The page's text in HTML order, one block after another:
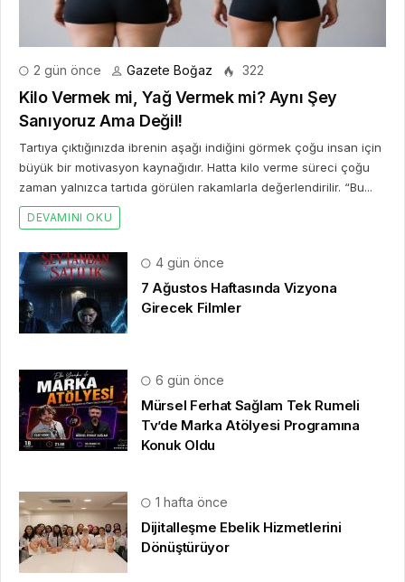
2 gün önce Gazete Boğaz 322
Kilo Vermek mi, Yağ Vermek mi? Aynı Şey
Sanıyoruz Ama Değil!
Tartıya çıktığınızda ibrenin aşağı indiğini görmek çoğu insan için
büyük bir motivasyon kaynağıdır. Hatta kilo verme süreci çoğu
zaman yalnızca tartıda görülen rakamlarla değerlendirilir. “Bu...
DEVAMINI OKU
4 gün önce
7 Ağustos Haftasında Vizyona
Girecek Filmler
6 gün önce
Mürsel Ferhat Sağlam Tek Rumeli
Tv’de Marka Atölyesi Programına
Konuk Oldu
1 hafta önce
Dijitalleşme Ebelik Hizmetlerini
Dönüştürüyor